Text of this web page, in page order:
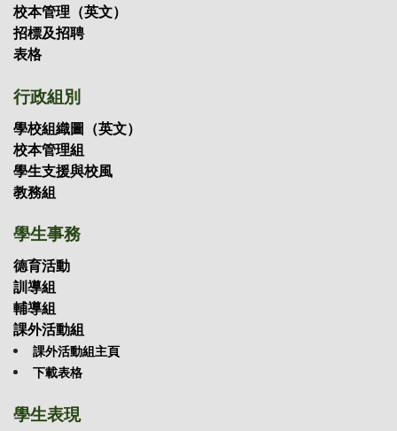
校本管理（英文）
招標及招聘
表格
行政組別
學校組織圖（英文）
校本管理組
學生支援與校風
教務組
學生事務
德育活動
訓導組
輔導組
課外活動組
課外活動組主頁
下載表格
學生表現